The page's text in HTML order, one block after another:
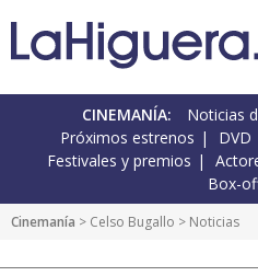
CINEMANÍA: Noticias
Próximos estrenos
DVD
Festivales y premios
Box-
Cinemanía > Celso Bugallo > Noticias